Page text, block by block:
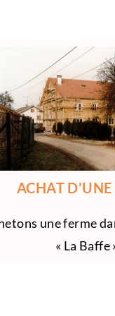
ACHAT D’UNE
une ferme
« La Baffe